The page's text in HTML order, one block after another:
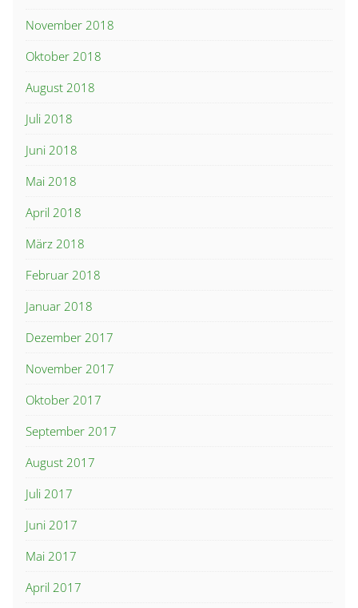
November 2018
Oktober 2018
August 2018
Juli 2018
Juni 2018
Mai 2018
April 2018
März 2018
Februar 2018
Januar 2018
Dezember 2017
November 2017
Oktober 2017
September 2017
August 2017
Juli 2017
Juni 2017
Mai 2017
April 2017